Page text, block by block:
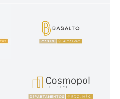
en Playa del Carmen
Basalto
Casas en venta en Pachuca
Cosmopol Lifestyle